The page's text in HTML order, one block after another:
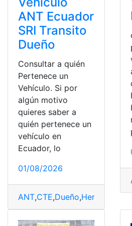
ANT Ecuador
SRI Transito
Dueño
Consultar a quién
Pertenece un
Vehículo. Si por
algún motivo
quieres saber a
quién pertenece un
vehículo en
Ecuador, lo
01/08/2026
ANT,CTE,Dueño,Herramientas